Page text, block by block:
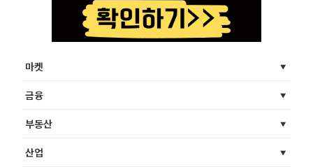
마켓
금융
부동산
산업